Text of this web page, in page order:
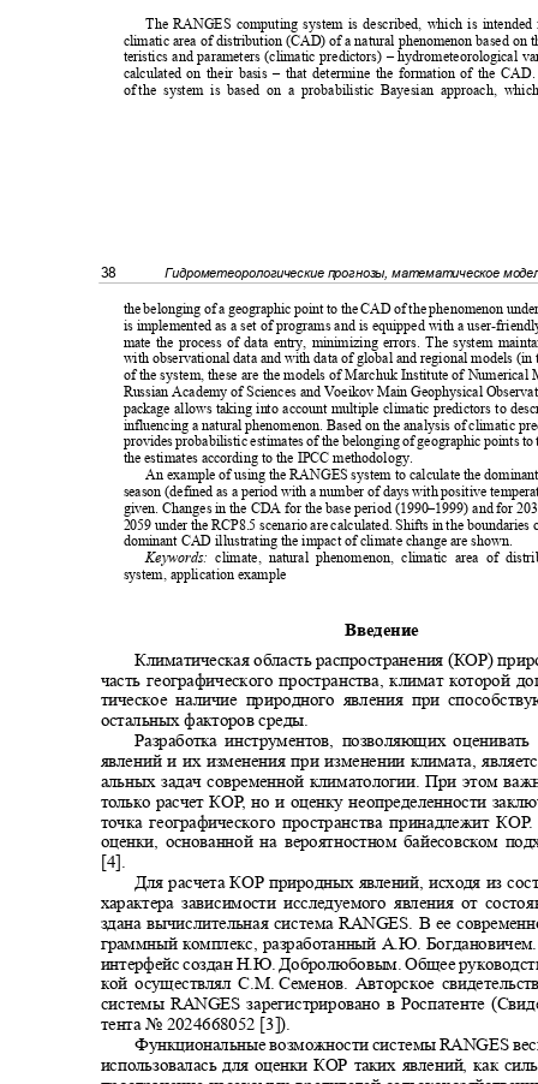
The RANGES computing system is described, which is
climatic area of distribution (CAD) of a natural phenomenon based on
teristics and parameters (climatic predictors) – hydrometeorological
calculated on their basis – that determine the formation of the
of the system is based on a probabilistic Bayesian approach,
38 Гидрометеорологические прогнозы, математическое
the belonging of a geographic point to the CAD of the phenomenon
is implemented as a set of programs and is equipped with a user-
mate the process of data entry, minimizing errors. The system
with observational data and with data of global and regional models
of the system, these are the models of Marchuk Institute of
Russian Academy of Sciences and Voeikov Main Geophysical
package allows taking into account multiple climatic predictors to
influencing a natural phenomenon. Based on the analysis of climatic
provides probabilistic estimates of the belonging of geographic points
the estimates according to the IPCC methodology.
An example of using the RANGES system to calculate the
season (defined as a period with a number of days with positive
given. Changes in the CDA for the base period (1990–1999) and for
2059 under the RCP8.5 scenario are calculated. Shifts in the
dominant CAD illustrating the impact of climate change are shown.
Keywords:climate, natural phenomenon, climatic area of
system, application example
Введение
Климатическая область распространения (КОР)
часть географического пространства, климат которой
тическое наличие природного явления при
остальных факторов среды.
Разработка инструментов, позволяющих
явлений и их изменения при изменении климата,
альных задач современной климатологии. При этом
только расчет КОР,но и оценку неопределенности
точка географического пространства принадлежит КОР
оценки, основанной на вероятностном байесовском
[4].
Для расчета КОР природных явлений, исходя из
характера зависимости исследуемого явления от
здана вычислительная система RANGES . В ее
граммный комплекс, разработанный А.Ю.
интерфейс создан Н.Ю. Добролюбовым. Общее
кой осуществлял С.М. Семенов. Авторское
системы RANGESзарегистрировано в Роспатенте
тента № 2024668052 [3]).
Функциональные возможности системыRANGES
использовалась для оценки КОР таких явлений, как